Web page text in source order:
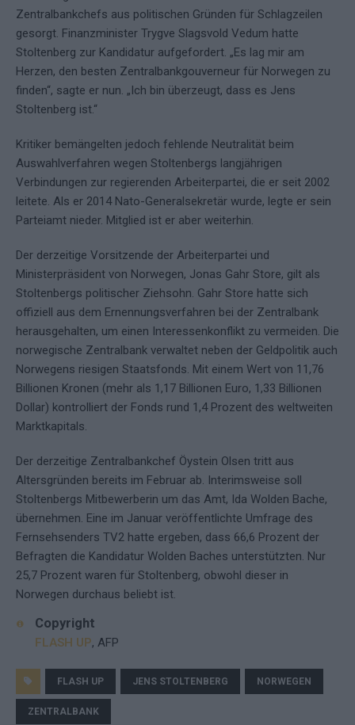
Zentralbankchefs aus politischen Gründen für Schlagzeilen
gesorgt. Finanzminister Trygve Slagsvold Vedum hatte
Stoltenberg zur Kandidatur aufgefordert. „Es lag mir am
Herzen, den besten Zentralbankgouverneur für Norwegen zu
finden“, sagte er nun. „Ich bin überzeugt, dass es Jens
Stoltenberg ist.“
Kritiker bemängelten jedoch fehlende Neutralität beim
Auswahlverfahren wegen Stoltenbergs langjährigen
Verbindungen zur regierenden Arbeiterpartei, die er seit 2002
leitete. Als er 2014 Nato-Generalsekretär wurde, legte er sein
Parteiamt nieder. Mitglied ist er aber weiterhin.
Der derzeitige Vorsitzende der Arbeiterpartei und
Ministerpräsident von Norwegen, Jonas Gahr Store, gilt als
Stoltenbergs politischer Ziehsohn. Gahr Store hatte sich
offiziell aus dem Ernennungsverfahren bei der Zentralbank
herausgehalten, um einen Interessenkonflikt zu vermeiden. Die
norwegische Zentralbank verwaltet neben der Geldpolitik auch
Norwegens riesigen Staatsfonds. Mit einem Wert von 11,76
Billionen Kronen (mehr als 1,17 Billionen Euro, 1,33 Billionen
Dollar) kontrolliert der Fonds rund 1,4 Prozent des weltweiten
Marktkapitals.
Der derzeitige Zentralbankchef Öystein Olsen tritt aus
Altersgründen bereits im Februar ab. Interimsweise soll
Stoltenbergs Mitbewerberin um das Amt, Ida Wolden Bache,
übernehmen. Eine im Januar veröffentlichte Umfrage des
Fernsehsenders TV2 hatte ergeben, dass 66,6 Prozent der
Befragten die Kandidatur Wolden Baches unterstützten. Nur
25,7 Prozent waren für Stoltenberg, obwohl dieser in
Norwegen durchaus beliebt ist.
Copyright
FLASH UP, AFP
FLASH UP JENS STOLTENBERG NORWEGEN
ZENTRALBANK